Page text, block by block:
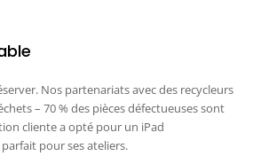
Nos partenariats avec des recycleurs
– 70 % des pièces défectueuses sont
cliente a opté pour un iPad
pour ses ateliers.